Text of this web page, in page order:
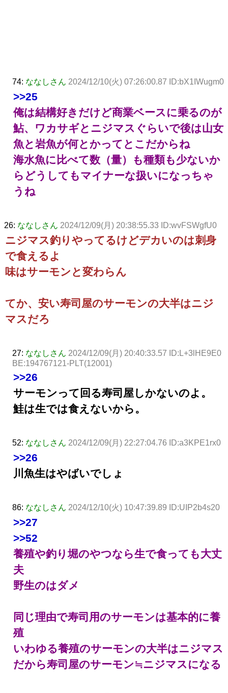
74: ななしさん 2024/12/10(火) 07:26:00.87 ID:bX1IWugm0
>>25
俺は結構好きだけど商業ベースに乗るのが
鮎、ワカサギとニジマスぐらいで後は山女
魚と岩魚が何とかってとこだからね
海水魚に比べて数（量）も種類も少ないか
らどうしてもマイナーな扱いになっちゃ
うね
26: ななしさん 2024/12/09(月) 20:38:55.33 ID:wvFSWgfU0
ニジマス釣りやってるけどデカいのは刺身
で食えるよ
味はサーモンと変わらん
てか、安い寿司屋のサーモンの大半はニジ
マスだろ
27: ななしさん 2024/12/09(月) 20:40:33.57 ID:L+3lHE9E0
BE:194767121-PLT(12001)
>>26
サーモンって回る寿司屋しかないのよ。
鮭は生では食えないから。
52: ななしさん 2024/12/09(月) 22:27:04.76 ID:a3KPE1rx0
>>26
川魚生はやばいでしょ
86: ななしさん 2024/12/10(火) 10:47:39.89 ID:UIP2b4s20
>>27
>>52
養殖や釣り堀のやつなら生で食っても大丈
夫
野生のはダメ
同じ理由で寿司用のサーモンは基本的に養
殖
いわゆる養殖のサーモンの大半はニジマス
だから寿司屋のサーモン≒ニジマスになる